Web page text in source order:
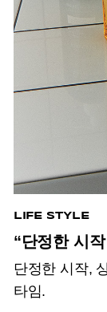
LIFE STYLE
“단정한 시
단정한 시작,
타임.